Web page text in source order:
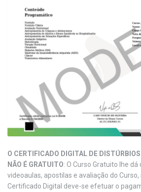
O CERTIFICADO DIGITAL DE
NÃO É GRATUITO: O Curso Gratuito lhe
videoaulas, apostilas e avaliação do
Certificado Digital deve-se efetuar o